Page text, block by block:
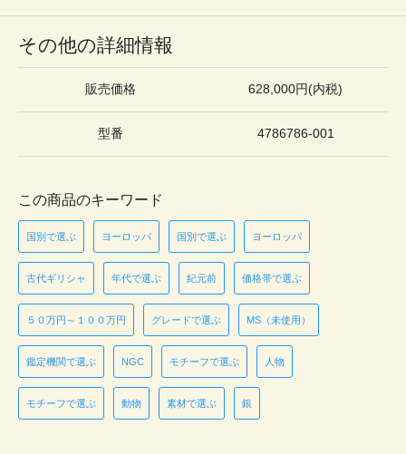
その他の詳細情報
販売価格 628,000円(内税)
型番 4786786-001
この商品のキーワード
国別で選ぶ ヨーロッパ 国別で選ぶ ヨーロッパ
古代ギリシャ 年代で選ぶ 紀元前 価格帯で選ぶ
５０万円～１００万円 グレードで選ぶ MS（未使用）
鑑定機関で選ぶ NGC モチーフで選ぶ 人物
モチーフで選ぶ 動物 素材で選ぶ 銀